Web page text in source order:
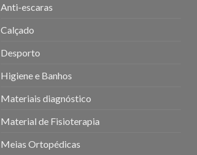
Anti-escaras
Calçado
Desporto
Higiene e Banhos
Materiais diagnóstico
Material de Fisioterapia
Meias Ortopédicas